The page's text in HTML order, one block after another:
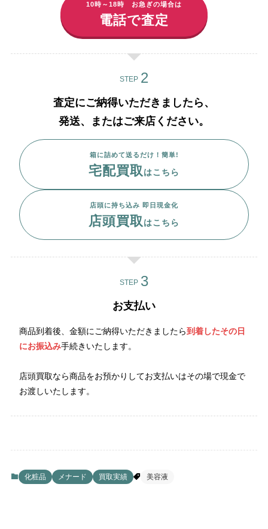
10時～18時 お急ぎの場合は
電話で査定
STEP
査定にご納得いただきましたら、
発送、またはご来店ください。
箱に詰めて送るだけ！簡単!
宅配買取 はこちら
店頭に持ち込み 即日現金化
店頭買取 はこちら
STEP
お支払い
商品到着後、金額にご納得いただきましたら到着したその日
にお振込み手続きいたします。
店頭買取なら商品をお預かりしてお支払いはその場で現金で
お渡しいたします。
化粧品 メナード 買取実績 美容液